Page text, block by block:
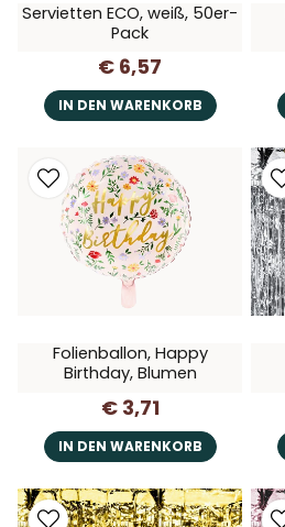
Servietten ECO, weiß, 50er-
Pack
€ 6,57
IN DEN WARENKORB
Folienballon, Happy
Birthday, Blumen
€ 3,71
IN DEN WARENKORB